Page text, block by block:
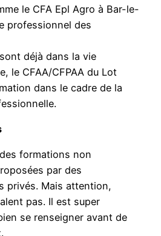
le CFA Epl Agro à Bar-le-
professionnel des
déjà dans la vie
le CFAA/CFPAA du Lot
dans le cadre de la
formations non
par des
privés. Mais attention,
pas. Il est super
se renseigner avant de